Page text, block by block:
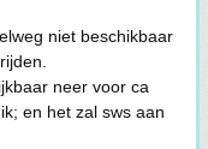
niet beschikbaar
neer voor ca
en het zal sws aan